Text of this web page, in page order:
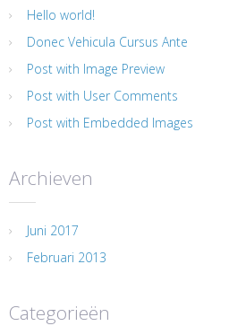
Hello world!
Donec Vehicula Cursus Ante
Post with Image Preview
Post with User Comments
Post with Embedded Images
Archieven
Juni 2017
Februari 2013
Categorieën